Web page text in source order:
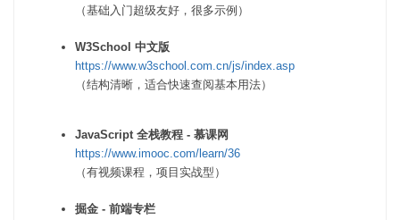
（基础入门超级友好，很多示例）
W3School 中文版
https://www.w3school.com.cn/js/index.asp
（结构清晰，适合快速查阅基本用法）
JavaScript 全栈教程 - 慕课网
https://www.imooc.com/learn/36
（有视频课程，项目实战型）
掘金 - 前端专栏